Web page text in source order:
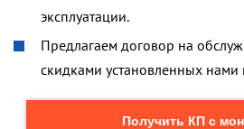
эксплуатации.
Предлагаем договор на
скидками установленных нами
Получить КП с